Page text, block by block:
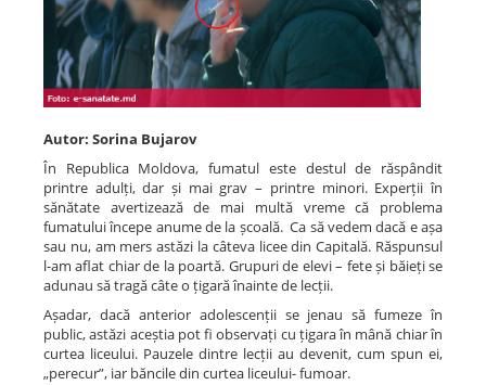
Autor: Sorina Bujarov
În Republica Moldova, fumatul este destul de răspândit
printre adulți, dar și mai grav – printre minori. Experții în
sănătate avertizează de mai multă vreme că problema
fumatului începe anume de la școală. Ca să vedem dacă e așa
sau nu, am mers astăzi la câteva licee din Capitală. Răspunsul
l-am aflat chiar de la poartă. Grupuri de elevi – fete și băieți se
adunau să tragă câte o țigară înainte de lecții.
Așadar, dacă anterior adolescenții se jenau să fumeze în
public, astăzi aceștia pot fi observați cu țigara în mână chiar în
curtea liceului. Pauzele dintre lecții au devenit, cum spun ei,
„perecur”, iar băncile din curtea liceului- fumoar.